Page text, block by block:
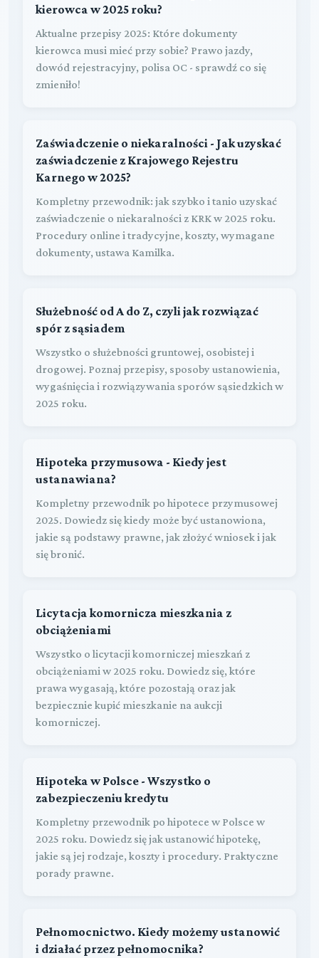
kierowca w 2025 roku?
Aktualne przepisy 2025: Które dokumenty
kierowca musi mieć przy sobie? Prawo jazdy,
dowód rejestracyjny, polisa OC - sprawdź co się
zmieniło!
Zaświadczenie o niekaralności - Jak uzyskać
zaświadczenie z Krajowego Rejestru
Karnego w 2025?
Kompletny przewodnik: jak szybko i tanio uzyskać
zaświadczenie o niekaralności z KRK w 2025 roku.
Procedury online i tradycyjne, koszty, wymagane
dokumenty, ustawa Kamilka.
Służebność od A do Z, czyli jak rozwiązać
spór z sąsiadem
Wszystko o służebności gruntowej, osobistej i
drogowej. Poznaj przepisy, sposoby ustanowienia,
wygaśnięcia i rozwiązywania sporów sąsiedzkich w
2025 roku.
Hipoteka przymusowa - Kiedy jest
ustanawiana?
Kompletny przewodnik po hipotece przymusowej
2025. Dowiedz się kiedy może być ustanowiona,
jakie są podstawy prawne, jak złożyć wniosek i jak
się bronić.
Licytacja komornicza mieszkania z
obciążeniami
Wszystko o licytacji komorniczej mieszkań z
obciążeniami w 2025 roku. Dowiedz się, które
prawa wygasają, które pozostają oraz jak
bezpiecznie kupić mieszkanie na aukcji
komorniczej.
Hipoteka w Polsce - Wszystko o
zabezpieczeniu kredytu
Kompletny przewodnik po hipotece w Polsce w
2025 roku. Dowiedz się jak ustanowić hipotekę,
jakie są jej rodzaje, koszty i procedury. Praktyczne
porady prawne.
Pełnomocnictwo. Kiedy możemy ustanowić
i działać przez pełnomocnika?